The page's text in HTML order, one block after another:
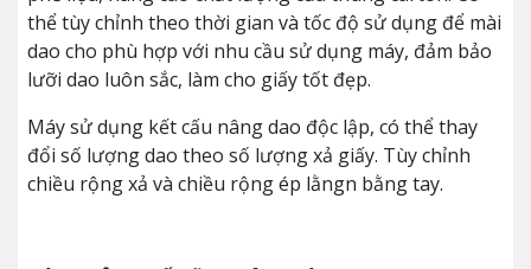
thể tùy chỉnh theo thời gian và tốc độ sử dụng để mài
dao cho phù hợp với nhu cầu sử dụng máy, đảm bảo
lưỡi dao luôn sắc, làm cho giấy tốt đẹp.
Máy sử dụng kết cấu nâng dao độc lập, có thể thay
đổi số lượng dao theo số lượng xả giấy. Tùy chỉnh
chiều rộng xả và chiều rộng ép lằngn bằng tay.